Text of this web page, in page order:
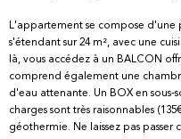
L'appartement se compose
s'étendant sur 24 m², avec une
là, vous accédez à un BALCON
comprend également une
d'eau attenante. Un BOX en
charges sont très raisonnables
géothermie. Ne laissez pas